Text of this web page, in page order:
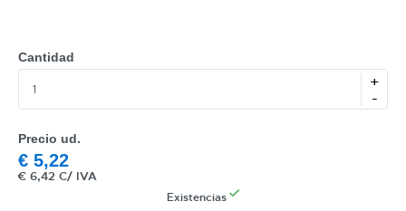
Cantidad
+
-
Precio ud.
€ 5,22
€ 6,42 C/ IVA
Existencias